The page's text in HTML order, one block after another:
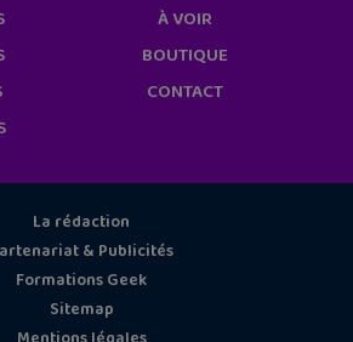
À VOIR
BOUTIQUE
CONTACT
La rédaction
& Publicités
Formations Geek
Sitemap